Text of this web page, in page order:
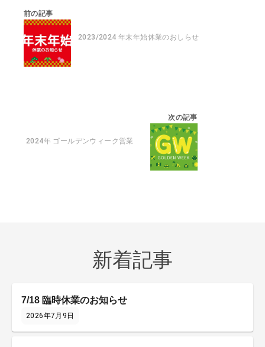
前の記事
2023/2024 年末年始休業のおしらせ
2024年 ゴールデンウィーク営業
次の記事
新着記事
7/18 臨時休業のお知らせ
2026年7月9日